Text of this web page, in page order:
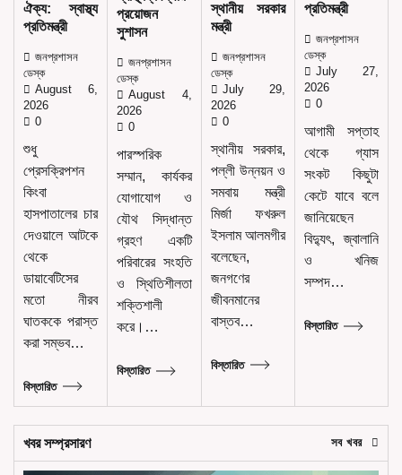
ঐক্য: স্বাস্থ্য
প্রতিমন্ত্রী
জনপ্রশাসন
ডেস্ক
August 6,
2026
0
শুধু
প্রেসক্রিপশন
কিংবা
হাসপাতালের চার
দেওয়ালে আটকে
থেকে
ডায়াবেটিসের
মতো নীরব
ঘাতককে পরাস্ত
করা সম্ভব…
বিস্তারিত
প্রয়োজন
সুশাসন
জনপ্রশাসন
ডেস্ক
August 4,
2026
0
পারস্পরিক
সম্মান, কার্যকর
যোগাযোগ ও
যৌথ সিদ্ধান্ত
গ্রহণ একটি
পরিবারের সংহতি
ও স্থিতিশীলতা
শক্তিশালী
করে।…
বিস্তারিত
স্থানীয় সরকার
মন্ত্রী
জনপ্রশাসন
ডেস্ক
July 29,
2026
0
স্থানীয় সরকার,
পল্লী উন্নয়ন ও
সমবায় মন্ত্রী
মির্জা ফখরুল
ইসলাম আলমগীর
বলেছেন,
জনগণের
জীবনমানের
বাস্তব…
বিস্তারিত
প্রতিমন্ত্রী
জনপ্রশাসন
ডেস্ক
July 27,
2026
0
আগামী সপ্তাহ
থেকে গ্যাস
সংকট কিছুটা
কেটে যাবে বলে
জানিয়েছেন
বিদ্যুৎ, জ্বালানি
ও খনিজ
সম্পদ…
বিস্তারিত
খবর সম্প্রসারণ সব খবর